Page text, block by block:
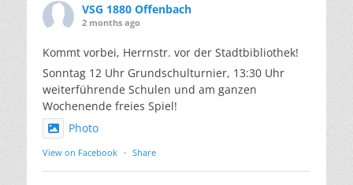
VSG 1880 Offenbach
2 months ago
Kommt vorbei, Herrnstr. vor der Stadtbibliothek!
Sonntag 12 Uhr Grundschulturnier, 13:30 Uhr
weiterführende Schulen und am ganzen
Wochenende freies Spiel!
Photo
View on Facebook · Share